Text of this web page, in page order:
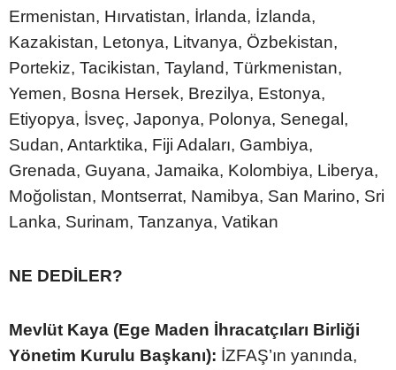
Ermenistan, Hırvatistan, İrlanda, İzlanda,
Kazakistan, Letonya, Litvanya, Özbekistan,
Portekiz, Tacikistan, Tayland, Türkmenistan,
Yemen, Bosna Hersek, Brezilya, Estonya,
Etiyopya, İsveç, Japonya, Polonya, Senegal,
Sudan, Antarktika, Fiji Adaları, Gambiya,
Grenada, Guyana, Jamaika, Kolombiya, Liberya,
Moğolistan, Montserrat, Namibya, San Marino, Sri
Lanka, Surinam, Tanzanya, Vatikan
NE DEDİLER?
Mevlüt Kaya (Ege Maden İhracatçıları Birliği
Yönetim Kurulu Başkanı): İZFAŞ’ın yanında,